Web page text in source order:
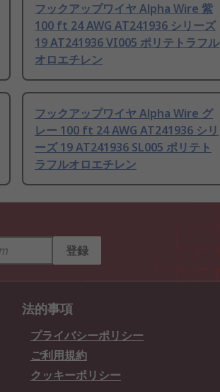
フックアップワイヤ Alpha Wire 紫
100 ft 24 AWG AT241936 シリーズ
19 AT241936 VI005 ポリテトラフル
オロエチレン
フックアップワイヤ Alpha Wire グ
レー 100 ft 24 AWG AT241936 シリ
ーズ 19 AT241936 SL005 ポリテト
ラフルオロエチレン
登録
法的事項
プライバシーポリシー
ご利用規約
クッキーポリシー